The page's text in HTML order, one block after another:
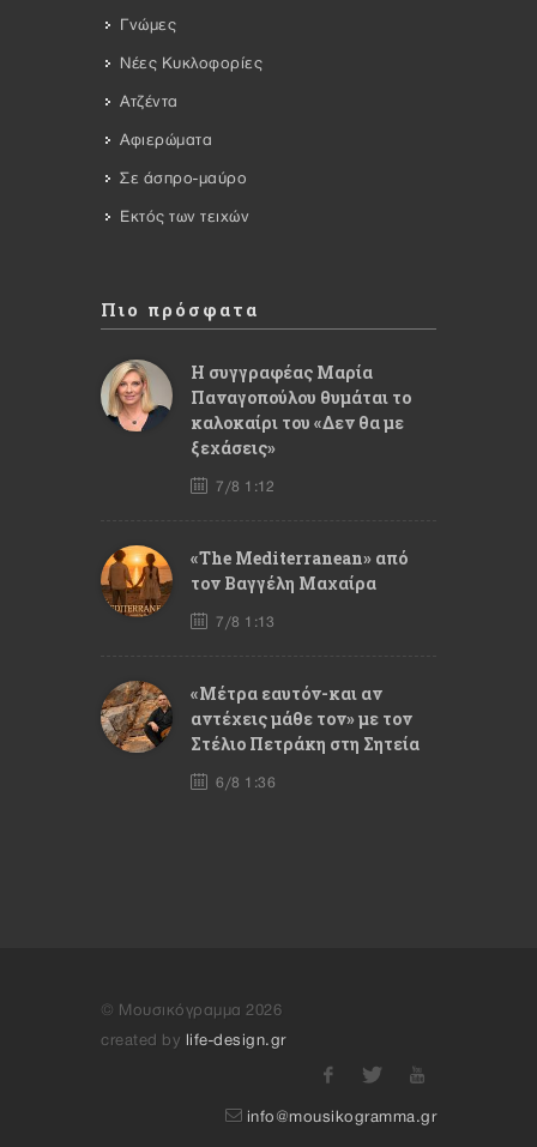
Γνώμες
Νέες Κυκλοφορίες
Ατζέντα
Αφιερώματα
Σε άσπρο-μαύρο
Εκτός των τειχών
Πιο πρόσφατα
Η συγγραφέας Μαρία
Παναγοπούλου θυμάται το
καλοκαίρι του «Δεν θα με
ξεχάσεις»
7/8 1:12
«The Mediterranean» από
τον Βαγγέλη Μαχαίρα
7/8 1:13
«Μέτρα εαυτόν-και αν
αντέχεις μάθε τον» με τον
Στέλιο Πετράκη στη Σητεία
6/8 1:36
© Μουσικόγραμμα 2026
created by
life-design.gr
info@mousikogramma.gr